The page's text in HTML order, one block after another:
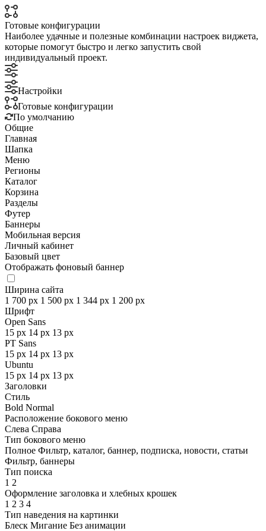
Готовые конфигурации
Наиболее удачные и полезные комбинации настроек виджета,
которые помогут быстро и легко запустить свой
индивидуальный проект.
Настройки
Готовые конфигурации
По умолчанию
Общие
Главная
Шапка
Меню
Регионы
Каталог
Корзина
Разделы
Футер
Баннеры
Мобильная версия
Личный кабинет
Базовый цвет
Отображать фоновый баннер
Ширина сайта
1 700 px 1 500 px 1 344 px 1 200 px
Шрифт
Open Sans
15 px 14 px 13 px
PT Sans
15 px 14 px 13 px
Ubuntu
15 px 14 px 13 px
Заголовки
Стиль
Bold Normal
Расположение бокового меню
Слева Справа
Тип бокового меню
Полное Фильтр, каталог, баннер, подписка, новости, статьи
Фильтр, баннеры
Тип поиска
1 2
Оформление заголовка и хлебных крошек
1 2 3 4
Тип наведения на картинки
Блеск Мигание Без анимации